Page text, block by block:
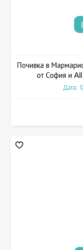
Почивка в
от София и
Дата: